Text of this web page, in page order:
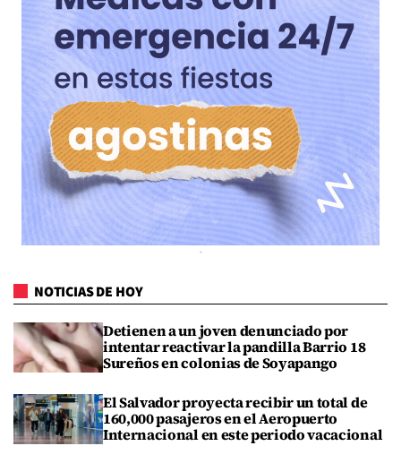
NOTICIAS DE HOY
Detienen a un joven denunciado por
intentar reactivar la pandilla Barrio 18
Sureños en colonias de Soyapango
El Salvador proyecta recibir un total de
160,000 pasajeros en el Aeropuerto
Internacional en este periodo vacacional